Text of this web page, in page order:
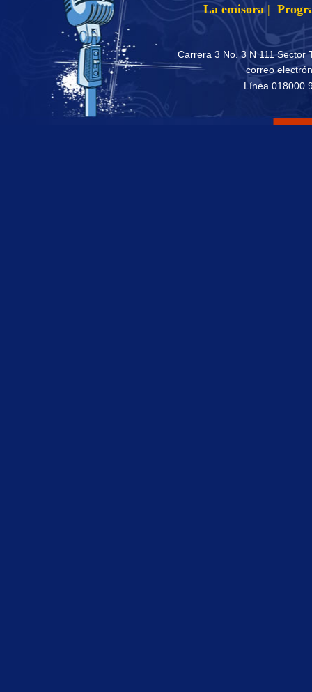
La emisora |
Carrera 3 No. 3 N 111 Sector
correo
Línea 018000